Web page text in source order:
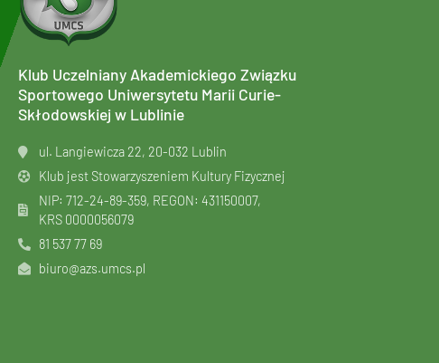
Klub Uczelniany Akademickiego Związku
Sportowego Uniwersytetu Marii Curie-
Skłodowskiej w Lublinie
ul. Langiewicza 22, 20-032 Lublin
Klub jest Stowarzyszeniem Kultury Fizycznej
NIP: 712-24-89-359, REGON: 431150007,
KRS 0000056079
81 537 77 69
biuro@azs.umcs.pl